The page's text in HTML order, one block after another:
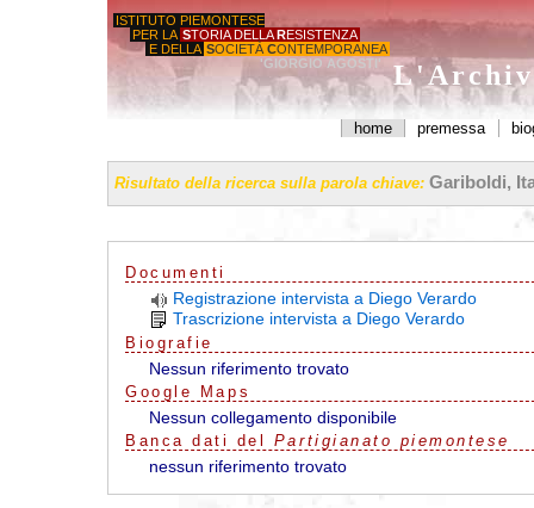
ISTITUTO PIEMONTESE
PER LA STORIA DELLA RESISTENZA
E DELLA SOCIETÀ CONTEMPORANEA
'GIORGIO AGOSTI'
home premessa
Risultato della ricerca sulla parola chiave: Gariboldi,
Documenti
Registrazione intervista a Diego Verardo
Trascrizione intervista a Diego Verardo
Biografie
Nessun riferimento trovato
G oo g e Maps
Nessun collegamento disponibile
Banca dati del Partigianato piemontese
nessun riferimento trovato